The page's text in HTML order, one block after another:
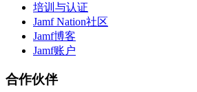
培训与认证
Jamf Nation社区
Jamf博客
Jamf账户
合作伙伴